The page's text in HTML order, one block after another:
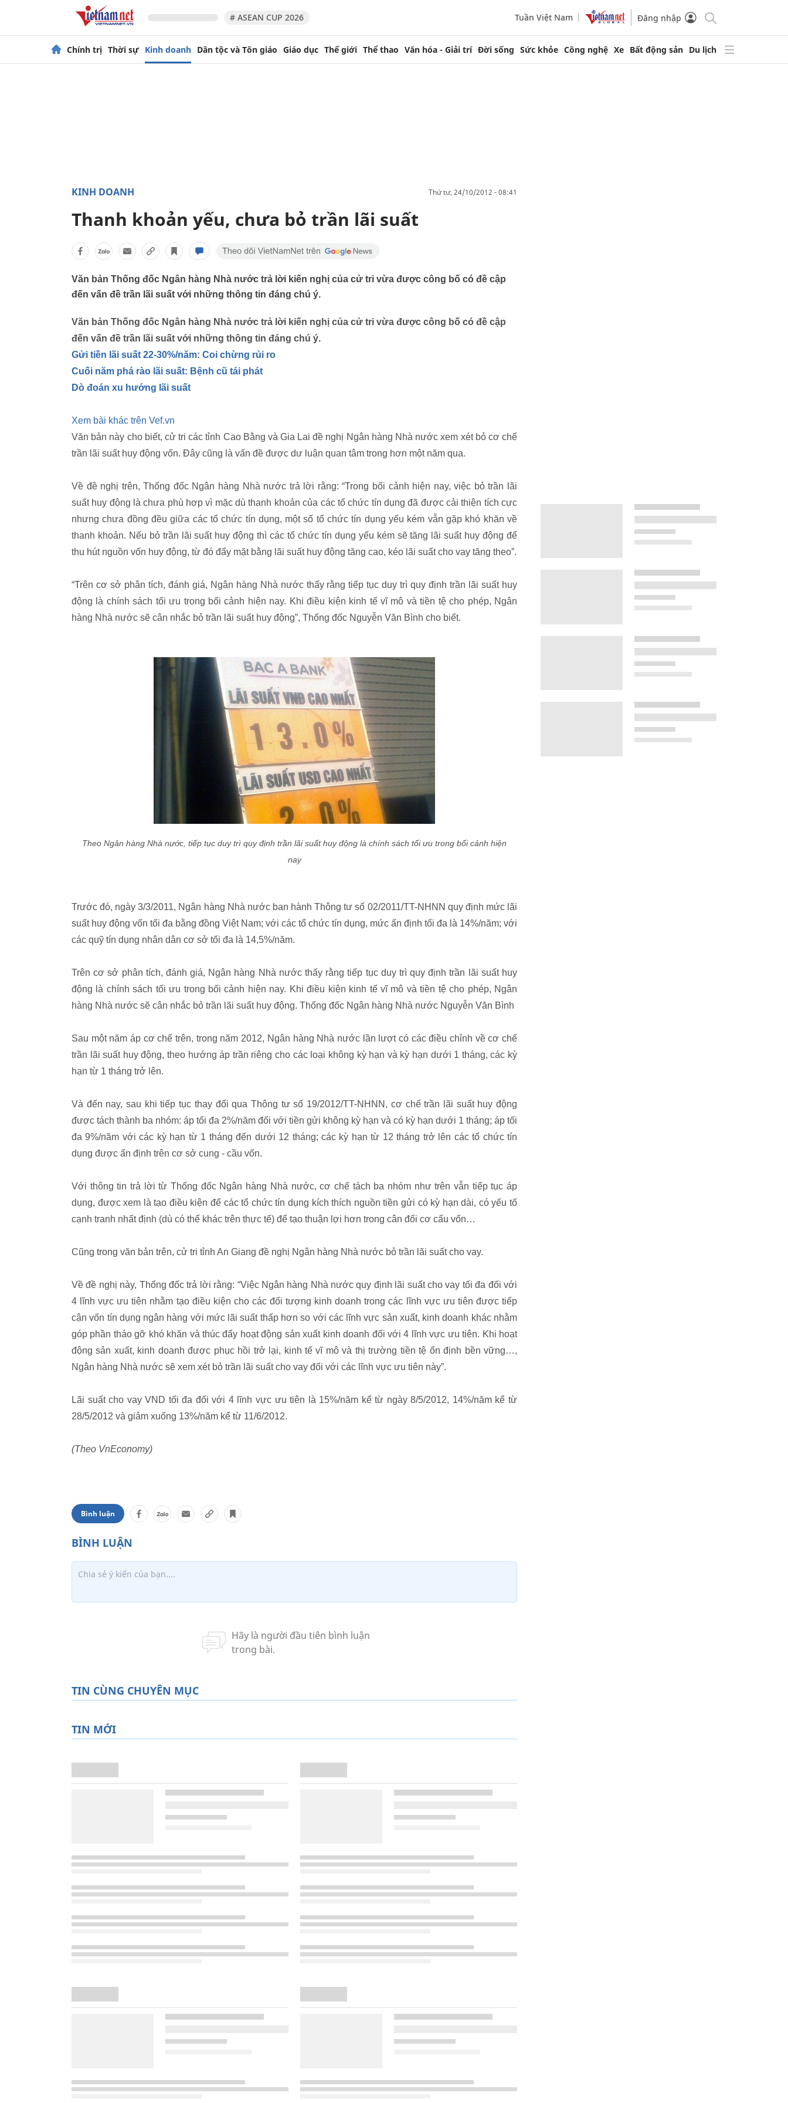
# ASEAN CUP 2026 Tuần Việt Nam Đăng nhập
Chính trị Thời sự Kinh doanh Dân tộc và Tôn giáo Giáo dục Thế giới Thể thao Văn hóa - Giải trí Đời sống Sức khỏe Công nghệ Xe Bất động sản Du lịch
KINH DOANH thứ tư, 24/10/2012 - 08:41
Thanh khoản yếu, chưa bỏ trần lãi suất
Văn bản Thống đốc Ngân hàng Nhà nước trả lời kiến nghị của cử tri vừa được công bố có đề cập
đến vấn đề trần lãi suất với những thông tin đáng chú ý.
Văn bản Thống đốc Ngân hàng Nhà nước trả lời kiến nghị của cử tri vừa được công bố có đề cập
đến vấn đề trần lãi suất với những thông tin đáng chú ý.
Gửi tiền lãi suất 22-30%/năm: Coi chừng rủi ro
Cuối năm phá rào lãi suất: Bệnh cũ tái phát
Dò đoán xu hướng lãi suất
Xem bài khác trên Vef.vn
Văn bản này cho biết, cử tri các tỉnh Cao Bằng và Gia Lai đề nghị Ngân hàng Nhà nước xem xét bỏ cơ chế
trần lãi suất huy động vốn. Đây cũng là vấn đề được dư luận quan tâm trong hơn một năm qua.
Về đề nghị trên, Thống đốc Ngân hàng Nhà nước trả lời rằng: “Trong bối cảnh hiện nay, việc bỏ trần lãi
suất huy động là chưa phù hợp vì mặc dù thanh khoản của các tổ chức tín dụng đã được cải thiện tích cực
nhưng chưa đồng đều giữa các tổ chức tín dụng, một số tổ chức tín dụng yếu kém vẫn gặp khó khăn về
thanh khoản. Nếu bỏ trần lãi suất huy động thì các tổ chức tín dụng yếu kém sẽ tăng lãi suất huy động để
thu hút nguồn vốn huy động, từ đó đẩy mặt bằng lãi suất huy động tăng cao, kéo lãi suất cho vay tăng theo”.
“Trên cơ sở phân tích, đánh giá, Ngân hàng Nhà nước thấy rằng tiếp tục duy trì quy định trần lãi suất huy
động là chính sách tối ưu trong bối cảnh hiện nay. Khi điều kiện kinh tế vĩ mô và tiền tệ cho phép, Ngân
hàng Nhà nước sẽ cân nhắc bỏ trần lãi suất huy động”, Thống đốc Nguyễn Văn Bình cho biết.
Theo Ngân hàng Nhà nước, tiếp tục duy trì quy định trần lãi suất huy động là chính sách tối ưu trong bối cảnh hiện
nay
Trước đó, ngày 3/3/2011, Ngân hàng Nhà nước ban hành Thông tư số 02/2011/TT-NHNN quy định mức lãi
suất huy động vốn tối đa bằng đồng Việt Nam; với các tổ chức tín dụng, mức ấn định tối đa là 14%/năm; với
các quỹ tín dụng nhân dân cơ sở tối đa là 14,5%/năm.
Trên cơ sở phân tích, đánh giá, Ngân hàng Nhà nước thấy rằng tiếp tục duy trì quy định trần lãi suất huy
động là chính sách tối ưu trong bối cảnh hiện nay. Khi điều kiện kinh tế vĩ mô và tiền tệ cho phép, Ngân
hàng Nhà nước sẽ cân nhắc bỏ trần lãi suất huy động. Thống đốc Ngân hàng Nhà nước Nguyễn Văn Bình
Sau một năm áp cơ chế trên, trong năm 2012, Ngân hàng Nhà nước lần lượt có các điều chỉnh về cơ chế
trần lãi suất huy động, theo hướng áp trần riêng cho các loại không kỳ hạn và kỳ hạn dưới 1 tháng, các kỳ
hạn từ 1 tháng trở lên.
Và đến nay, sau khi tiếp tục thay đổi qua Thông tư số 19/2012/TT-NHNN, cơ chế trần lãi suất huy động
được tách thành ba nhóm: áp tối đa 2%/năm đối với tiền gửi không kỳ hạn và có kỳ hạn dưới 1 tháng; áp tối
đa 9%/năm với các kỳ hạn từ 1 tháng đến dưới 12 tháng; các kỳ hạn từ 12 tháng trở lên các tổ chức tín
dụng được ấn định trên cơ sở cung - cầu vốn.
Với thông tin trả lời từ Thống đốc Ngân hàng Nhà nước, cơ chế tách ba nhóm như trên vẫn tiếp tục áp
dụng, được xem là tạo điều kiện để các tổ chức tín dụng kích thích nguồn tiền gửi có kỳ hạn dài, có yếu tố
cạnh tranh nhất định (dù có thể khác trên thực tế) để tạo thuận lợi hơn trong cân đối cơ cấu vốn…
Cũng trong văn bản trên, cử tri tỉnh An Giang đề nghị Ngân hàng Nhà nước bỏ trần lãi suất cho vay.
Về đề nghị này, Thống đốc trả lời rằng: “Việc Ngân hàng Nhà nước quy định lãi suất cho vay tối đa đối với
4 lĩnh vực ưu tiên nhằm tạo điều kiện cho các đối tượng kinh doanh trong các lĩnh vực ưu tiên được tiếp
cận vốn tín dụng ngân hàng với mức lãi suất thấp hơn so với các lĩnh vực sản xuất, kinh doanh khác nhằm
góp phần tháo gỡ khó khăn và thúc đẩy hoạt động sản xuất kinh doanh đối với 4 lĩnh vực ưu tiên. Khi hoạt
động sản xuất, kinh doanh được phục hồi trở lại, kinh tế vĩ mô và thị trường tiền tệ ổn định bền vững…,
Ngân hàng Nhà nước sẽ xem xét bỏ trần lãi suất cho vay đối với các lĩnh vực ưu tiên này”.
Lãi suất cho vay VND tối đa đối với 4 lĩnh vực ưu tiên là 15%/năm kể từ ngày 8/5/2012, 14%/năm kể từ
28/5/2012 và giảm xuống 13%/năm kể từ 11/6/2012.
(Theo VnEconomy)
Bình luận
TIN CÙNG CHUYÊN MỤC
TIN MỚI